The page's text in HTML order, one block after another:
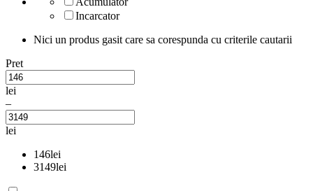
Incarcator
Nici un produs gasit care sa corespunda cu criterile cautarii
Pret
lei
–
lei
146lei
3149lei